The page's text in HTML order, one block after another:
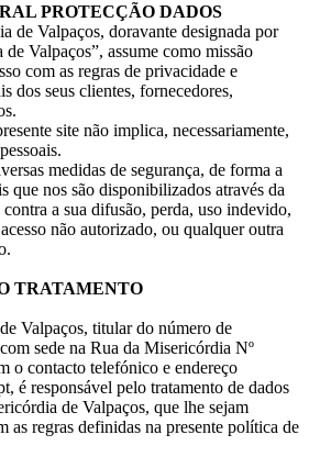
PROTECÇÃO DADOS
de Valpaços, doravante designada por
Valpaços”, assume como missão
com as regras de privacidade e
dos seus clientes, fornecedores,
site não implica, necessariamente,
medidas de segurança, de forma a
que nos são disponibilizados através da
a sua difusão, perda, uso indevido,
não autorizado, ou qualquer outra
TRATAMENTO
Valpaços, titular do número de
sede na Rua da Misericórdia Nº
o contacto telefónico e endereço
é responsável pelo tratamento de dados
de Valpaços, que lhe sejam
as regras definidas na presente política de